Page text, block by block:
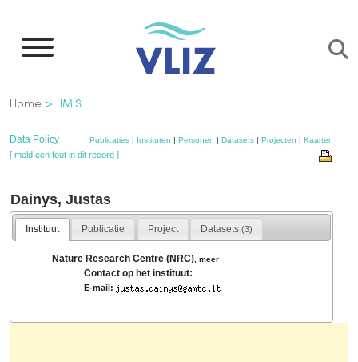
naar
inhoud
gaan
Kruimelpad
Home IMIS
Data Policy Publicaties | Instituten | Personen | Datasets | Projecten | Kaarten
[ meld een fout in dit record ]
Dainys, Justas
Instituut Publicatie Project Datasets (3)
Nature Research Centre (NRC) ,meer
Contact op het instituut:
E-mail: